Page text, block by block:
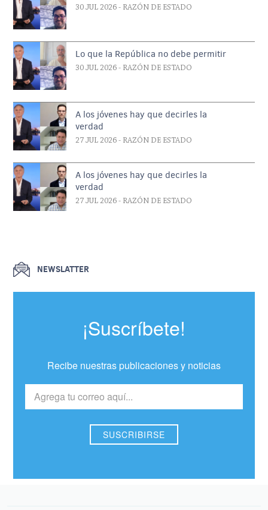
30 JUL 2026 - RAZÓN DE ESTADO
Lo que la República no debe permitir
30 JUL 2026 - RAZÓN DE ESTADO
A los jóvenes hay que decirles la
verdad
27 JUL 2026 - RAZÓN DE ESTADO
A los jóvenes hay que decirles la
verdad
27 JUL 2026 - RAZÓN DE ESTADO
NEWSLATTER
¡Suscríbete!
Recibe nuestras publicaciones y noticias